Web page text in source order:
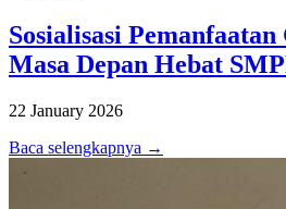
Sosialisasi Pemanfaatan
Masa Depan Hebat
22 January 2026
Baca selengkapnya →